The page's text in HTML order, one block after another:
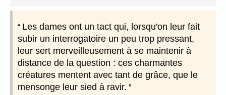
Les dames ont un tact qui, lorsqu'on leur fait
subir un interrogatoire un peu trop pressant,
leur sert merveilleusement à se maintenir à
distance de la question : ces charmantes
créatures mentent avec tant de grâce, que le
mensonge leur sied à ravir.